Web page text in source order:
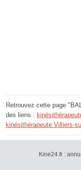
Retrouvez cette page
des liens :
kinésithérapeute Villiers-
Kine24.fr :